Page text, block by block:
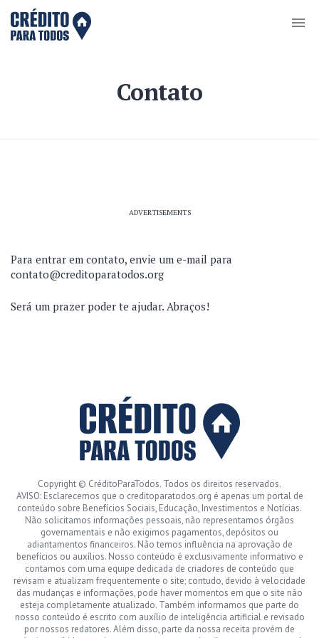
Contato
ADVERTISEMENTS
Para entrar em contato, envie um e-mail para
contato@creditoparatodos.org
Será um prazer poder te ajudar. Abraços!
Copyright © CréditoParaTodos. Todos os direitos reservados.
AVISO: Esclarecemos que o creditoparatodos.org é apenas um portal de
conteúdo sobre Benefícios Sociais, Educação, Investimentos e Notícias.
Não solicitamos informações pessoais, não representamos órgãos
governamentais e não exigimos pagamentos, depósitos ou
adiantamentos financeiros. Não temos influência na aprovação de
benefícios ou auxílios. Nosso conteúdo é exclusivamente informativo e
contamos com uma equipe dedicada de criadores de conteúdo que
revisam e atualizam frequentemente o site; contudo, devido à velocidade
das mudanças e informações, pode haver momentos em que o site não
esteja completamente atualizado. Também informamos que parte do
nosso conteúdo é escrito com auxílio de inteligência artificial e revisado
por nossos redatores. Além disso, parte da nossa receita provém de